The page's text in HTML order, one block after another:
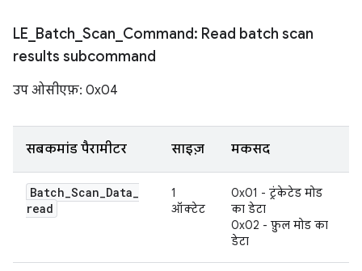
LE Batch Scan Command: Read batch scan
results subcommand
उप ओसीएफ़: 0x04
सबकमांड पैरामीटर साइज़ मकसद
Batch_Scan_Data_
read
1
ऑक्टेट
0x01 - ट्रंकेटेड मोड
का डेटा
0x02 - फ़ुल मोड का
डेटा